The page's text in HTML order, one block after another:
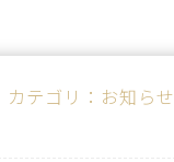
カテゴリ：お知らせ